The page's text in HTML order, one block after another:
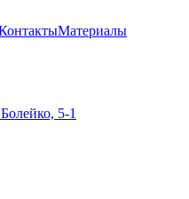
Материалы
5-1